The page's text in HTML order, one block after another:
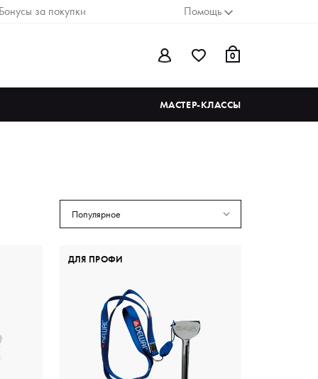
за покупки Помощь
0
МАСТЕР-КЛАССЫ
Популярное
ДЛЯ ПРОФИ